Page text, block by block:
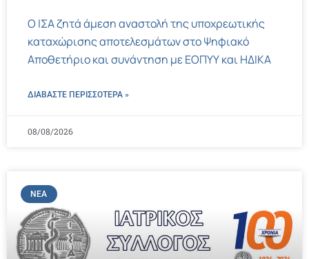
Ο ΙΣΑ ζητά άμεση αναστολή της υποχρεωτικής
καταχώρισης αποτελεσμάτων στο Ψηφιακό
Αποθετήριο και συνάντηση με ΕΟΠΥΥ και ΗΔΙΚΑ
ΔΙΑΒΑΣΤΕ ΠΕΡΙΣΣΌΤΕΡΑ »
08/08/2026
ΝΈΑ